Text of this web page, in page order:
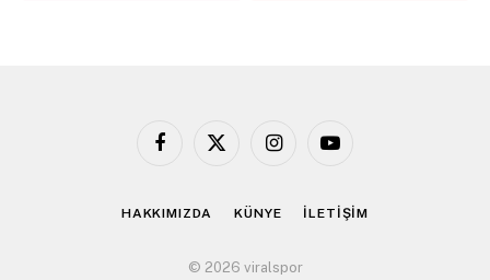
Facebook
X
InstagramYouTube
HAKKIMIZDA KÜNYE İLETİŞİM
© 2026 viralspor